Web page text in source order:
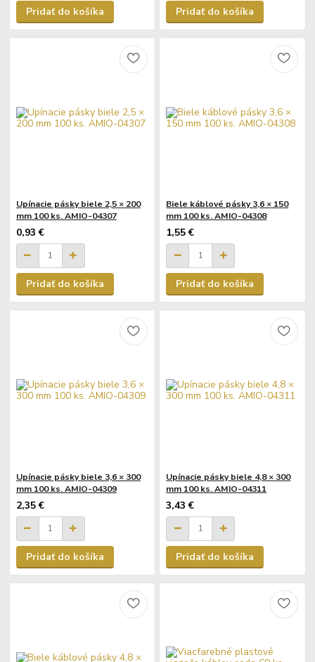
Pridať do košíka Pridať do košíka
Upínacie pásky biele 2,5 × 200
mm 100 ks. AMIO-04307
0,93 €
Pridať do košíka
Biele káblové pásky 3,6 × 150
mm 100 ks. AMIO-04308
1,55 €
Pridať do košíka
Upínacie pásky biele 3,6 × 300
mm 100 ks. AMIO-04309
2,35 €
Pridať do košíka
Upínacie pásky biele 4,8 × 300
mm 100 ks. AMIO-04311
3,43 €
Pridať do košíka